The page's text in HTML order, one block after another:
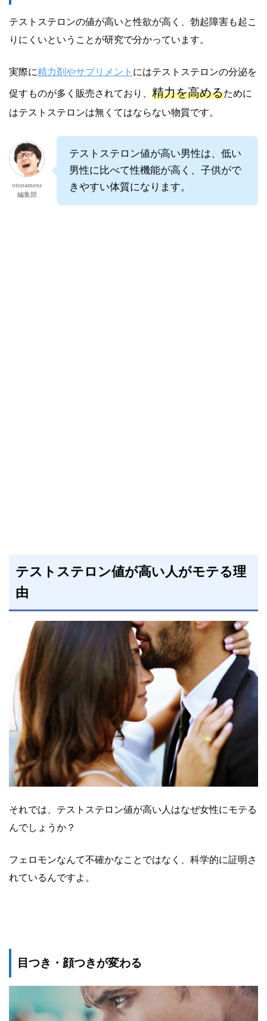
テストステロンの値が高いと性欲が高く、勃起障害も起こ
りにくいということが研究で分かっています。
実際に精力剤やサプリメント にはテストステロンの分泌を
促すものが多く販売されており、 精力を高めるために
はテストステロンは無くてはならない物質です。
otonamens
編集部
テストステロン値が高い男性は、低い
男性に比べて性機能が高く、子供がで
きやすい体質になります。
テストステロン値が高い人がモテる理
由
それでは、テストステロン値が高い人はなぜ女性にモテる
んでしょうか？
フェロモンなんて不確かなことではなく、科学的に証明さ
れているんですよ。
目つき・顔つきが変わる